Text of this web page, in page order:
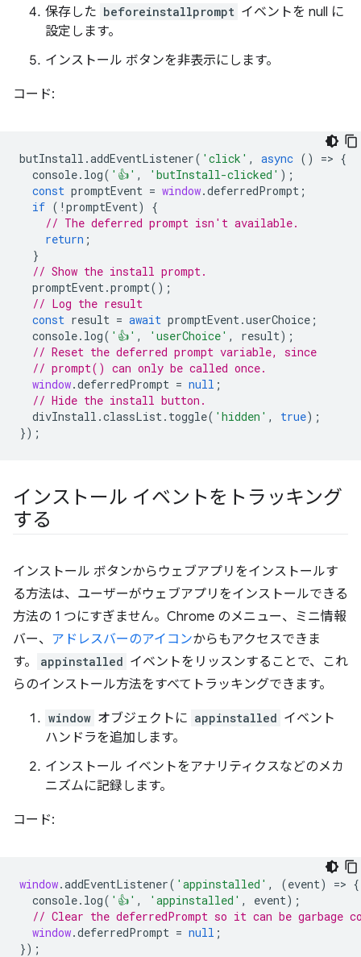
保存した beforeinstallprompt イベントを null に
設定します。
インストール ボタンを非表示にします。
コード:
butInstall .addEventListener( 'click' , async () => {
console. log( '👍' , 'butInstall-clicked' );
const promptEvent = window.deferredPrompt ;
if ( ! promptEvent)
{
// The deferred prompt isn't available.
return ;
}
// Show the install prompt.
promptEvent.prompt();
// Log the result
const result = await promptEvent.userChoice ;
console. log( '👍' , 'userChoice' , result);
// Reset the deferred prompt variable, since
// prompt() can only be called once.
window.deferredPrompt = null ;
// Hide the install button.
divInstall .classList. toggle( 'hidden' , true);
});
インストール イベントをトラッキング
する
インストール ボタンからウェブアプリをインストールす
る方法は、ユーザーがウェブアプリをインストールできる
方法の 1 つにすぎません。Chrome のメニュー、ミニ情報
バー、 アドレスバーのアイコンからもアクセスできま
す。
appinstalled イベントをリッスンすることで、これ
らのインストール方法をすべてトラッキングできます。
window オブジェクトに appinstalled イベント
ハンドラを追加します。
インストール イベントをアナリティクスなどのメカ
ニズムに記録します。
コード:
window.addEventListener( 'appinstalled' , (event) => {
console. log( '👍' , 'appinstalled' , event);
// Clear the deferredPrompt so it can be garbage
window.deferredPrompt = null ;
});